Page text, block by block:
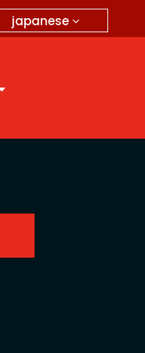
japanese